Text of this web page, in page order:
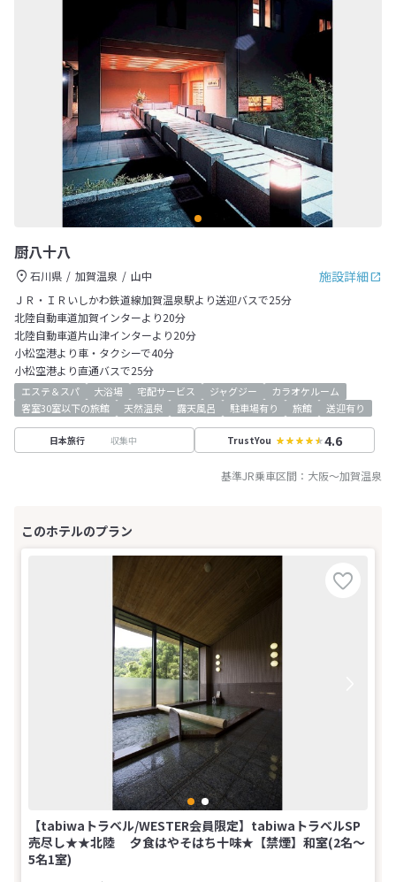
厨八十八
施設詳細
石川県 加賀温泉
山中
ＪＲ・ＩＲいしかわ鉄道線加賀温泉駅より送迎バスで25分
北陸自動車道加賀インターより20分
北陸自動車道片山津インターより20分
小松空港より車・タクシーで40分
小松空港より直通バスで25分
エステ＆スパ 大浴場 宅配サービス ジャグジー
カラオケルーム
客室30室以下の旅館
天然温泉 露天風呂 駐車場有り 旅館 送迎有り
日本旅行 収集中 TrustYou 4.6
基準JR乗車区間： 大阪～加賀温泉
【tabiwaトラベル/WESTER会員限定】tabiwaトラベルSP
売尽し★★北陸 夕食はやそはち十味★【禁煙】和室(2名～
5名1室)